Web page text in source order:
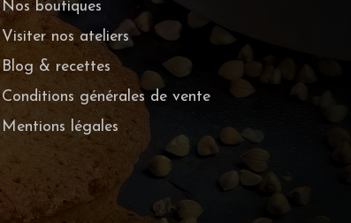
Nos boutiques
Visiter nos ateliers
Blog & recettes
Conditions générales de vente
Mentions légales